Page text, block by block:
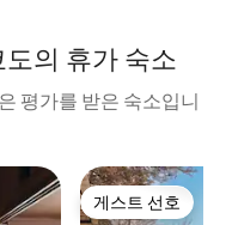
의 휴가 숙소
평가를 받은 숙소입니
게스트 선호
게스트 선호